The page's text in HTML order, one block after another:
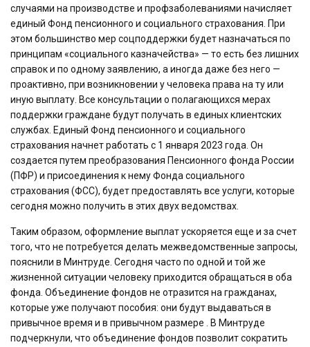
случаями на производстве и профзаболеваниями начисляет
единый Фонд пенсионного и социального страхования. При
этом большинство мер соцподдержки будет назначаться по
принципам «социального казначейства» — то есть без лишних
справок и по одному заявлению, а иногда даже без него —
проактивно, при возникновении у человека права на ту или
иную выплату. Все консультации о полагающихся мерах
поддержки граждане будут получать в единых клиентских
службах. Единый Фонд пенсионного и социального
страхования начнет работать с 1 января 2023 года. Он
создается путем преобразования Пенсионного фонда России
(ПФР) и присоединения к нему Фонда социального
страхования (ФСС), будет предоставлять все услуги, которые
сегодня можно получить в этих двух ведомствах.
Таким образом, оформление выплат ускоряется еще и за счет
того, что не потребуется делать межведомственные запросы,
пояснили в Минтруде. Сегодня часто по одной и той же
жизненной ситуации человеку приходится обращаться в оба
фонда. Объединение фондов не отразится на гражданах,
которые уже получают пособия: они будут выдаваться в
привычное время и в привычном размере . В Минтруде
подчеркнули, что объединение фондов позволит сократить